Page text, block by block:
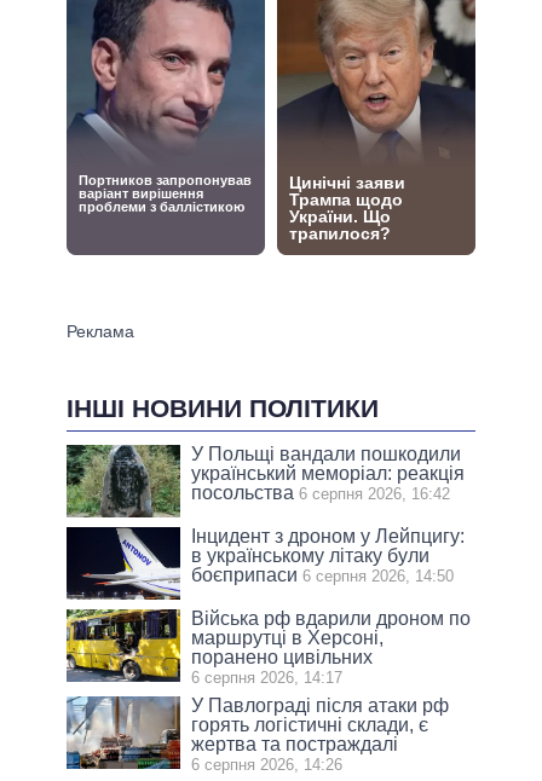
ІНШІ НОВИНИ ПОЛІТИКИ
У Польщі вандали пошкодили
український меморіал: реакція
посольства 6 серпня 2026, 16:42
Інцидент з дроном у Лейпцигу:
в українському літаку були
боєприпаси 6 серпня 2026, 14:50
Війська рф вдарили дроном по
маршрутці в Херсоні,
поранено цивільних
6 серпня 2026, 14:17
У Павлограді після атаки рф
горять логістичні склади, є
жертва та постраждалі
6 серпня 2026, 14:26